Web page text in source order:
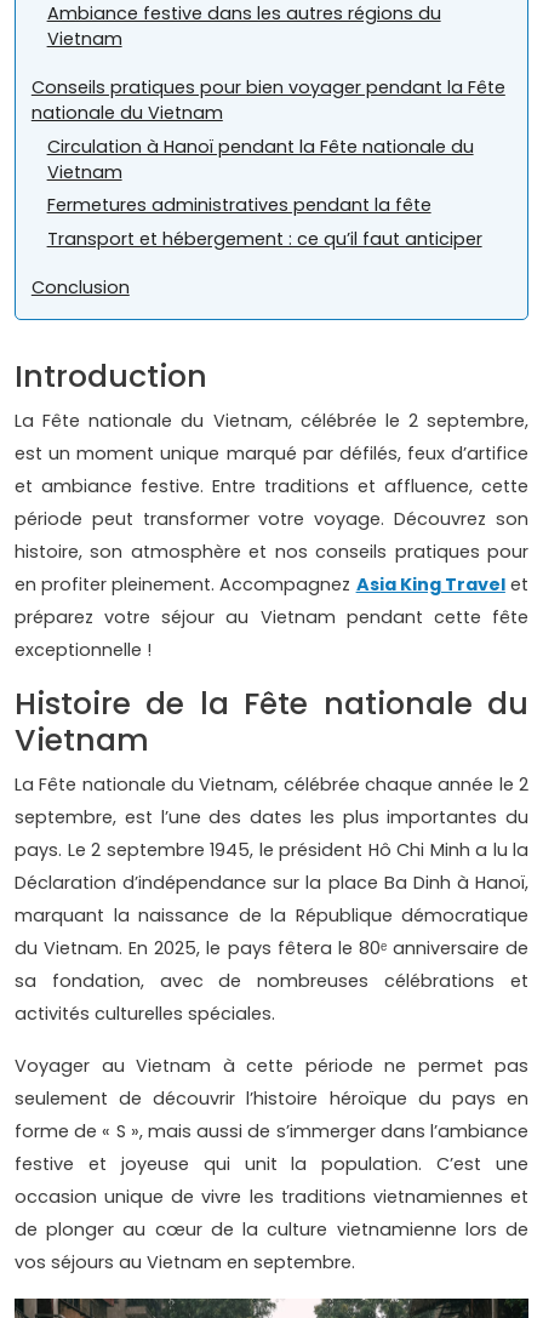
Ambiance festive dans les autres régions du
Vietnam
Conseils pratiques pour bien voyager pendant la Fête
nationale du Vietnam
Circulation à Hanoï pendant la Fête nationale du
Vietnam
Fermetures administratives pendant la fête
Transport et hébergement : ce qu’il faut anticiper
Conclusion
Introduction
La Fête nationale du Vietnam, célébrée le 2 septembre,
est un moment unique marqué par défilés, feux d’artifice
et ambiance festive. Entre traditions et affluence, cette
période peut transformer votre voyage. Découvrez son
histoire, son atmosphère et nos conseils pratiques pour
en profiter pleinement. Accompagnez Asia King Travelet
préparez votre séjour au Vietnam pendant cette fête
exceptionnelle !
Histoire de la Fête nationale du
Vietnam
La Fête nationale du Vietnam, célébrée chaque année le 2
septembre, est l’une des dates les plus importantes du
pays. Le 2 septembre 1945, le président Hô Chi Minh a lu la
Déclaration d’indépendance sur la place Ba Dinh à Hanoï,
marquant la naissance de la République démocratique
du Vietnam. En 2025, le pays fêtera le 80ᵉ anniversaire de
sa fondation, avec de nombreuses célébrations et
activités culturelles spéciales.
Voyager au Vietnam à cette période ne permet pas
seulement de découvrir l’histoire héroïque du pays en
forme de « S », mais aussi de s’immerger dans l’ambiance
festive et joyeuse qui unit la population. C’est une
occasion unique de vivre les traditions vietnamiennes et
de plonger au cœur de la culture vietnamienne lors de
vos séjours au Vietnam en septembre.